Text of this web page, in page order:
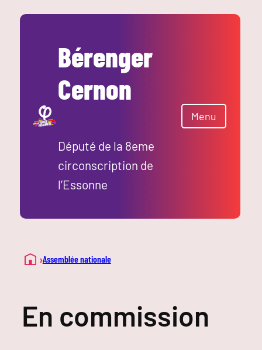
Bérenger
Cernon
Député de la 8eme
circonscription de
l’Essonne
Menu
›Assemblée nationale
En commission